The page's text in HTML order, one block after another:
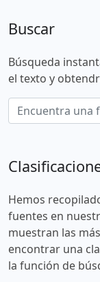
Buscar
Búsqueda
el texto y
Hemos
fuentes en
muestran las
encontrar una
la función de